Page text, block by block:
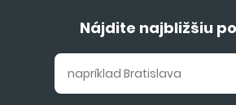
Nájdite najbližšiu